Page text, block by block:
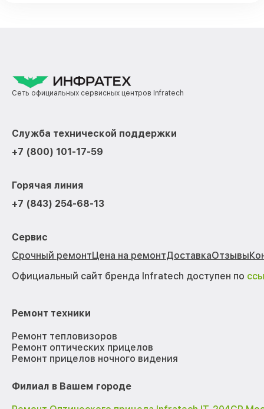
Сеть официальных сервисных центров Infratech
Служба технической поддержки
+7 (800) 101-17-59
Горячая линия
+7 (843) 254-68-13
Сервис
Срочный ремонтЦена на ремонтДоставкаОтзывы
Официальный сайт бренда Infratech доступен по
Ремонт техники
Ремонт тепловизоров
Ремонт оптических прицелов
Ремонт прицелов ночного видения
Филиал в Вашем городе